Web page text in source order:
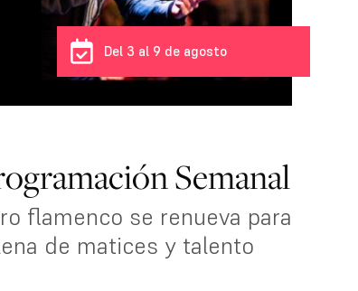
Del 3 al 9 de agosto
Semanal
flamenco se renueva para
de matices y talento